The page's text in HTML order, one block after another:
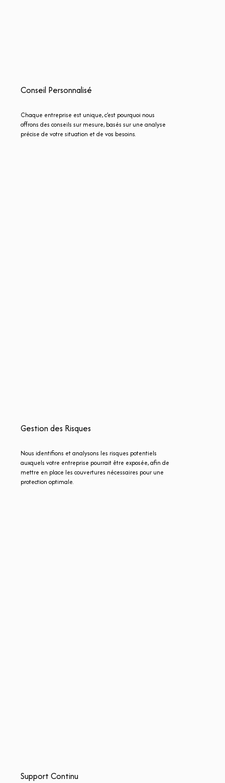
Conseil Personnalisé
Chaque entreprise est unique, c’est pourquoi nous
offrons des conseils sur mesure, basés sur une analyse
précise de votre situation et de vos besoins.
Gestion des Risques
Nous identifions et analysons les risques potentiels
auxquels votre entreprise pourrait être exposée, afin de
mettre en place les couvertures nécessaires pour une
protection optimale.
Support Continu